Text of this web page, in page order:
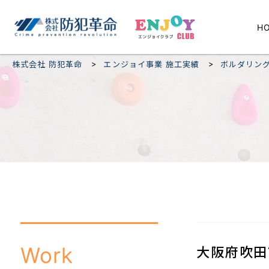
株式会社 防犯革命 > エンジョイ事業 施工実績 > ボルダリン
Work
大阪府吹